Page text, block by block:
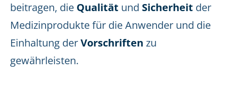
beitragen, die Qualität und Sicherheit der
Medizinprodukte für die Anwender und die
Einhaltung derVorschriften zu
gewährleisten.